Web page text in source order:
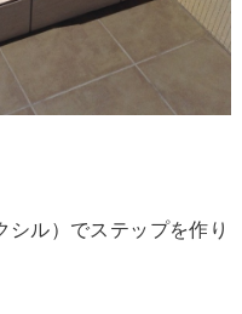
シル）でステップを作り